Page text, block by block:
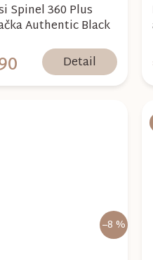
Spinel 360 Plus
Authentic Black
Detail
–8 %